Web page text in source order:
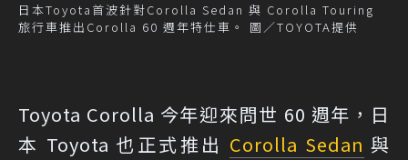
日本Toyota首波針對Corolla Sedan 與 Corolla Touring
旅行車推出Corolla 60 週年特仕車。 圖／TOYOTA提供
Toyota Corolla 今年迎來問世 60 週年，日
本 Toyota 也正式推出 Corolla Sedan 與